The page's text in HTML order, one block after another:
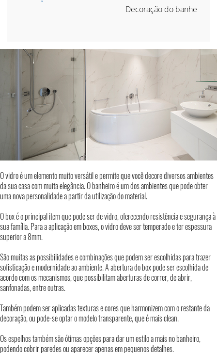
Decoração do banhe
O vidro é um elemento muito versátil e permite que você decore diversos ambientes
da sua casa com muita elegância. O banheiro é um dos ambientes que pode obter
uma nova personalidade a partir da utilização do material.
O box é o principal item que pode ser de vidro, oferecendo resistência e segurança à
sua família. Para a aplicação em boxes, o vidro deve ser temperado e ter espessura
superior a 8mm.
São muitas as possibilidades e combinações que podem ser escolhidas para trazer
sofisticação e modernidade ao ambiente. A abertura do box pode ser escolhida de
acordo com os mecanismos, que possibilitam aberturas de correr, de abrir,
sanfonadas, entre outras.
Também podem ser aplicadas texturas e cores que harmonizem com o restante da
decoração, ou pode-se optar o modelo transparente, que é mais clean.
Os espelhos também são ótimas opções para dar um estilo a mais no banheiro,
podendo cobrir paredes ou aparecer apenas em pequenos detalhes.